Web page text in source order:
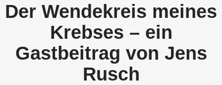
Der Wendekreis meines
Krebses – ein
Gastbeitrag von Jens
Rusch